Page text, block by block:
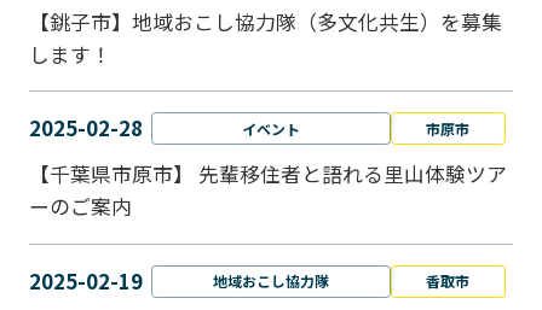
【銚子市】地域おこし協力隊（多文化共生）を募集
します！
2025-02-28 イベント 市原市
【千葉県市原市】 先輩移住者と語れる里山体験ツア
ーのご案内
2025-02-19 地域おこし協力隊 香取市